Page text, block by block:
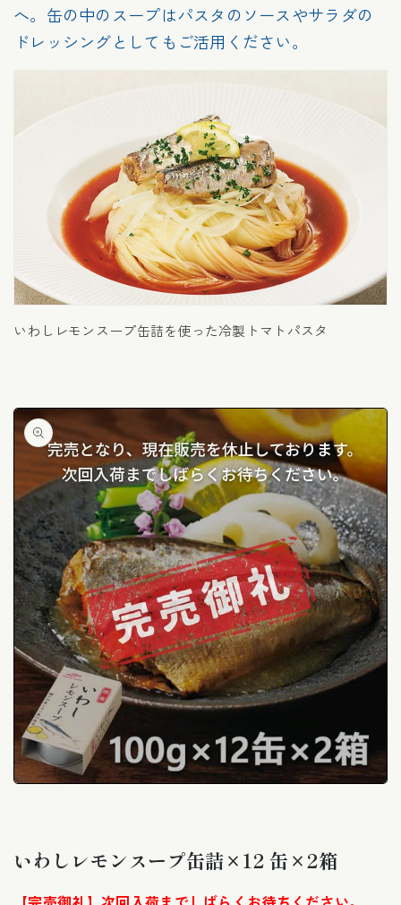
へ。缶の中のスープはパスタのソースやサラダの
ドレッシングとしてもご活用ください。
いわしレモンスープ缶詰を使った冷製トマトパスタ
商品
キッ
プ
で
メ
いわしレモンスープ缶詰×12 缶×2箱